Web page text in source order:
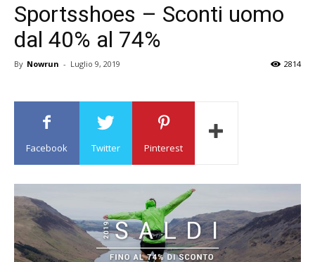
Sportsshoes – Sconti uomo
dal 40% al 74%
By Nowrun - Luglio 9, 2019 2814
Facebook Twitter Pinterest